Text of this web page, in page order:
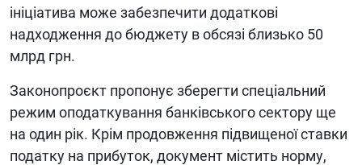
ініціатива може забезпечити додаткові
надходження до бюджету в обсязі близько 50
млрд грн.
Законопроєкт пропонує зберегти спеціальний
режим оподаткування банківського сектору ще
на один рік. Крім продовження підвищеної ставки
податку на прибуток, документ містить норму,